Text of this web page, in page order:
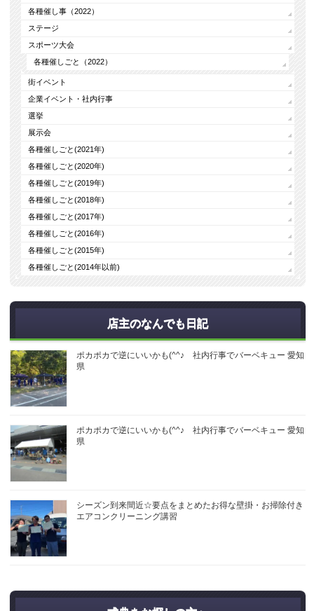
各種催し事（2022）
ステージ
スポーツ大会
各種催しごと（2022）
街イベント
企業イベント・社内行事
選挙
展示会
各種催しごと(2021年)
各種催しごと(2020年)
各種催しごと(2019年)
各種催しごと(2018年)
各種催しごと(2017年)
各種催しごと(2016年)
各種催しごと(2015年)
各種催しごと(2014年以前)
店主のなんでも日記
ポカポカで逆にいいかも(^^♪ 社内行事でバーベキュー 愛知
県
ポカポカで逆にいいかも(^^♪ 社内行事でバーベキュー 愛知
県
シーズン到来間近☆要点をまとめたお得な壁掛・お掃除付き
エアコンクリーニング講習